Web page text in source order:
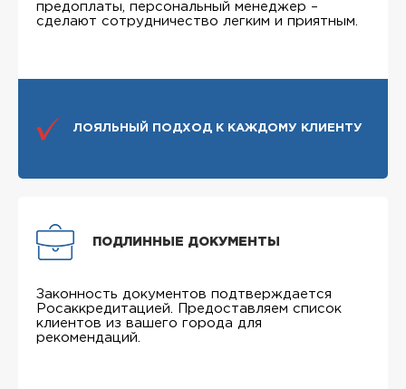
предоплаты, персональный менеджер –
сделают сотрудничество легким и приятным.
ЛОЯЛЬНЫЙ ПОДХОД К КАЖДОМУ КЛИЕНТУ
ПОДЛИННЫЕ ДОКУМЕНТЫ
Законность документов подтверждается
Росаккредитацией. Предоставляем список
клиентов из вашего города для
рекомендаций.